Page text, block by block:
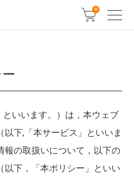
0
いいます。）は，本ウェブ
下,「本サービス」といいま
報の取扱いについて，以下の
以下，「本ポリシー」といい